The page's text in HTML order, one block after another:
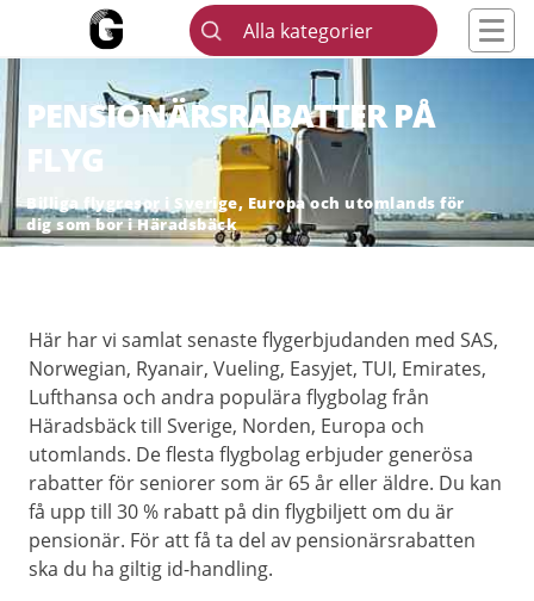
Alla kategorier
PENSIONÄRSRABATTER PÅ
FLYG
Billiga flygresor i Sverige, Europa och utomlands för
dig som bor i Häradsbäck
Här har vi samlat senaste flygerbjudanden med SAS,
Norwegian, Ryanair, Vueling, Easyjet, TUI, Emirates,
Lufthansa och andra populära flygbolag från
Häradsbäck till Sverige, Norden, Europa och
utomlands. De flesta flygbolag erbjuder generösa
rabatter för seniorer som är 65 år eller äldre. Du kan
få upp till 30 % rabatt på din flygbiljett om du är
pensionär. För att få ta del av pensionärsrabatten
ska du ha giltig id-handling.